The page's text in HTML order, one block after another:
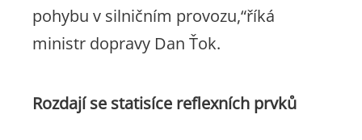
pohybu v silničním provozu,“říká
ministr dopravy Dan Ťok.
Rozdají se statisíce reflexních prvků